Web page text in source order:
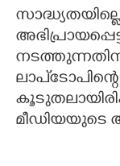
മീഡിയയുടെ